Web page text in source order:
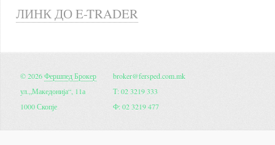
ЛИНК ДО E-TRADER
© 2026Фершпед Брокер
ул.„Македонија“, 11а
1000 Скопје
broker@fersped.com.mk
Т: 02 3219 333
Ф: 02 3219 477